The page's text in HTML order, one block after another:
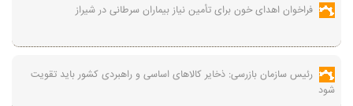
فراخوان اهدای خون برای تأمین نیاز بیماران سرطانی در شیراز
رئیس سازمان بازرسی: ذخایر کالاهای اساسی و راهبردی کشور باید تقویت
شود